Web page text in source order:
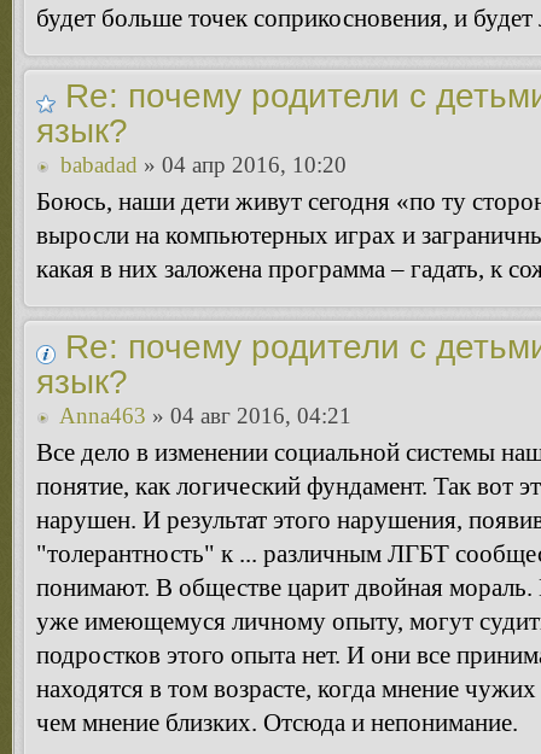
будет больше точек соприкосновения, и
Re: почему родители с
язык?
babadad » 04 апр 2016, 10:20
Боюсь, наши дети живут сегодня «по ту
выросли на компьютерных играх и
какая в них заложена программа – гадать, к
Re: почему родители с
язык?
Anna463 » 04 авг 2016, 04:21
Все дело в изменении социальной системы
понятие, как логический фундамент. Так вот
нарушен. И результат этого нарушения,
"толерантность" к ... различным ЛГБТ
понимают. В обществе царит двойная мораль.
уже имеющемуся личному опыту, могут
подростков этого опыта нет. И они все
находятся в том возрасте, когда мнение
чем мнение близких. Отсюда и непонимание.